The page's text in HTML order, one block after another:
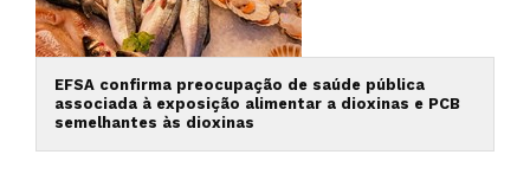
EFSA confirma preocupação de saúde pública
associada à exposição alimentar a dioxinas e PCB
semelhantes às dioxinas